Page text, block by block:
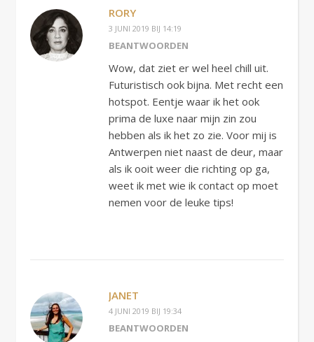
RORY
3 JUNI 2019 BIJ 14:19
BEANTWOORDEN
Wow, dat ziet er wel heel chill uit.
Futuristisch ook bijna. Met recht een
hotspot. Eentje waar ik het ook
prima de luxe naar mijn zin zou
hebben als ik het zo zie. Voor mij is
Antwerpen niet naast de deur, maar
als ik ooit weer die richting op ga,
weet ik met wie ik contact op moet
nemen voor de leuke tips!
JANET
4 JUNI 2019 BIJ 19:34
BEANTWOORDEN